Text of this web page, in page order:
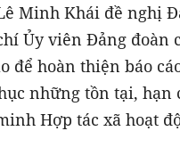
Minh Khái đề nghị
Ủy viên Đảng đoàn
để hoàn thiện báo
những tồn tại, hạn
Hợp tác xã hoạt